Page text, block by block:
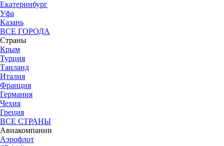
Екатеринбург
Уфа
Казань
ВСЕ ГОРОДА
Страны
Крым
Турция
Таиланд
Италия
Франция
Германия
Чехия
Греция
ВСЕ СТРАНЫ
Авиакомпании
Аэрофлот